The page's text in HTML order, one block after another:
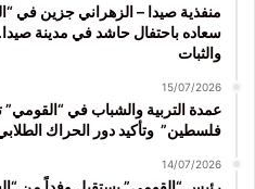
منفذية صيدا – الزهراني جزين في
سعاده باحتفال حاشد في مدينة
والثبات
15/07/2026
عمدة التربية والشباب في “القومي”
فلسطين” وتأكيد دور الحراك
14/07/2026